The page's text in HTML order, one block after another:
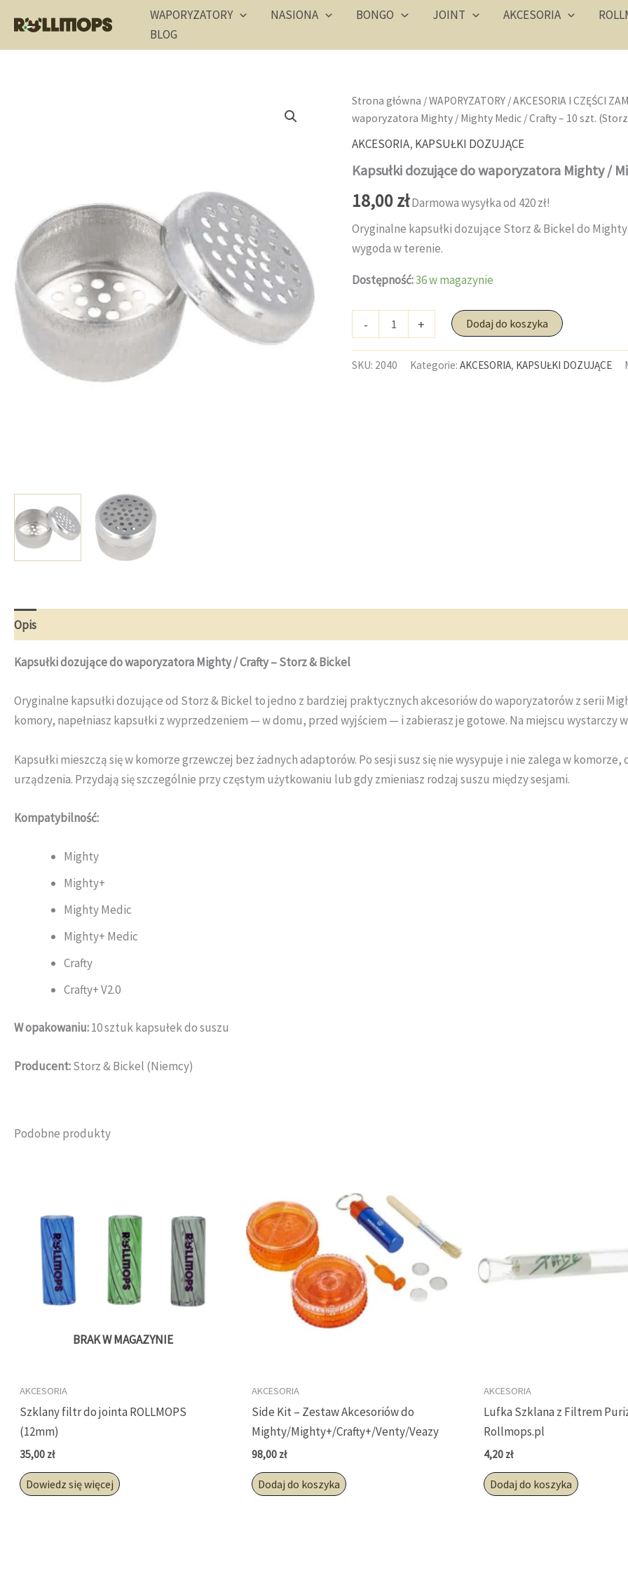
treści
WAPORYZATORY NASIONA BONGO JOINT AKCESORIA
BLOG
Strona główna /WAPORYZATORY /AKCESORIA I CZĘŚCI
waporyzatora Mighty / Mighty Medic / Crafty – 10 szt.
AKCESORIA, KAPSUŁKI DOZUJĄCE
Kapsułki dozujące do waporyzatora Mighty /
18,00złDarmowa wysyłka od 420 zł!
Oryginalne kapsułki dozujące Storz & Bickel do
wygoda w terenie.
Dostępność:36 w magazynie
-
Kapsułki
do
waporyzatora
+ Dodaj do koszyka
SKU: 2040 Kategorie:AKCESORIA, KAPSUŁKI DOZUJĄCE
Opis
Kapsułki dozujące do waporyzatora Mighty / Crafty – Storz & Bickel
Oryginalne kapsułki dozujące od Storz & Bickel to jedno z bardziej praktycznych akcesoriów do waporyzatorów z serii
komory, napełniasz kapsułki z wyprzedzeniem — w domu, przed wyjściem — i zabierasz je gotowe. Na miejscu wystarczy
Kapsułki mieszczą się w komorze grzewczej bez żadnych adaptorów. Po sesji susz się nie wysypuje i nie zalega w komorze,
urządzenia. Przydają się szczególnie przy częstym użytkowaniu lub gdy zmieniasz rodzaj suszu między sesjami.
Kompatybilność:
Mighty
Mighty+
Mighty Medic
Mighty+ Medic
Crafty
Crafty+ V2.0
W opakowaniu:10 sztuk kapsułek do suszu
Producent:Storz & Bickel (Niemcy)
Podobne produkty
BRAK W MAGAZYNIE
AKCESORIA
Szklany filtr do jointa ROLLMOPS
(12mm)
35,00 zł
Dowiedz się więcej
AKCESORIA
Side Kit – Zestaw Akcesoriów do
Mighty/Mighty+/Crafty+/Venty/Veazy
98,00 zł
Dodaj do koszyka
AKCESORIA
Lufka Szklana z Filtrem
Rollmops.pl
4,20 zł
Dodaj do koszyka